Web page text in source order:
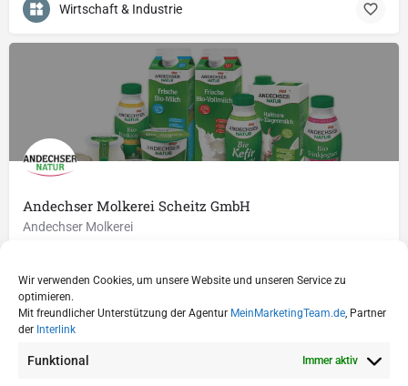
Wir verwenden Cookies, um unsere Website und unseren Service zu
optimieren.
Mit freundlicher Unterstützung der Agentur MeinMarketingTeam.de, Partner
der Interlink
Funktional Immer aktiv
Wirtschaft & Industrie
Andechser Molkerei Scheitz GmbH
Andechser Molkerei
Lebensmittel & Getränke